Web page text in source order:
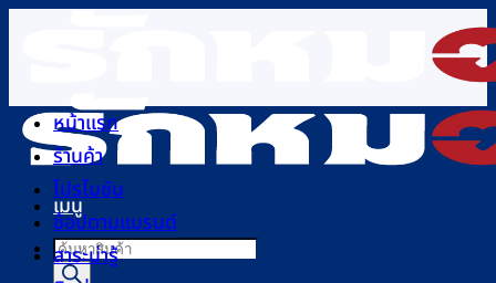
เนื้อหา
เมนู
Products
search
หน้าแรก
ร้านค้า
โปรโมชัน
ช้อปตามแบรนด์
สาระน่ารู้